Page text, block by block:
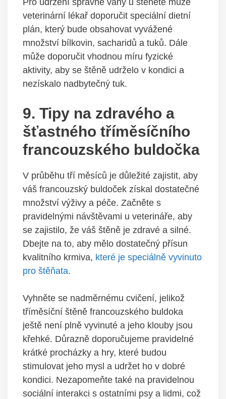
veterinární lékař doporučit speciální dietní
plán, který bude obsahovat vyvážené
množství bílkovin, sacharidů a tuků. Dále
může doporučit vhodnou míru fyzické
aktivity, aby se štěně udrželo v kondici a
nezískalo nadbytečný tuk.
9. Tipy na zdravého a
šťastného tříměsíčního
francouzského buldočka
V průběhu tří měsíců je důležité zajistit, aby
váš francouzský buldoček získal dostatečné
množství výživy a péče. Začněte s
pravidelnými návštěvami u veterináře, aby
se zajistilo, že váš štěně je zdravé a silné.
Dbejte na to, aby mělo dostatečný přísun
kvalitního krmiva, které je speciálně vyvinuto
pro štěňata.
Vyhněte se nadměrnému cvičení, jelikož
tříměsíční štěně francouzského buldoka
ještě není plně vyvinuté a jeho klouby jsou
křehké. Důrazně doporučujeme pravidelné
krátké procházky a hry, které budou
stimulovat jeho mysl a udržet ho v dobré
kondici. Nezapomeňte také na pravidelnou
sociální interakci s ostatními psy a lidmi, což